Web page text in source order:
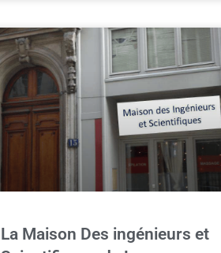
La Maison Des ingénieurs et